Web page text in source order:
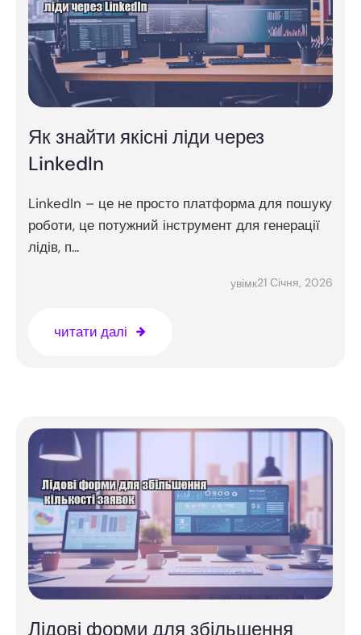
Як знайти якісні ліди через
LinkedIn
LinkedIn – це не просто платформа для пошуку
роботи, це потужний інструмент для генерації
лідів, п...
увімк21 Січня, 2026
читати далі
Лідові форми для збільшення